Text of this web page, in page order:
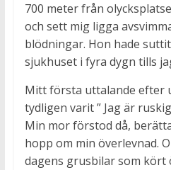
700 meter från
och sett mig ligga
blödningar. Hon hade
sjukhuset i fyra dygn tills
Mitt första uttalande efter
tydligen varit ” Jag är
Min mor förstod då,
hopp om min överlevnad.
dagens grusbilar som kört